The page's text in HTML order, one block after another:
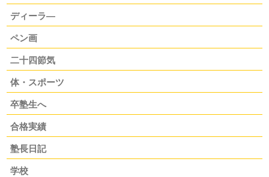
ディーラ―
ペン画
二十四節気
体・スポーツ
卒塾生へ
合格実績
塾長日記
学校